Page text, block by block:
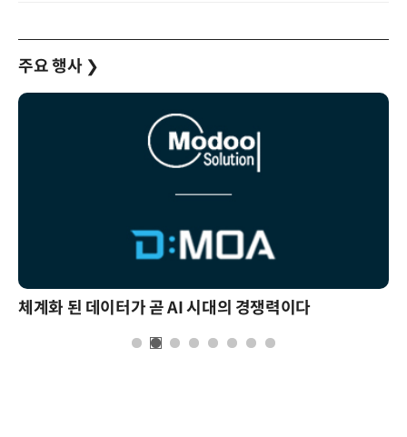
주요 행사 ❯
체계화 된 데이터가 곧 AI 시대의 경쟁력이다